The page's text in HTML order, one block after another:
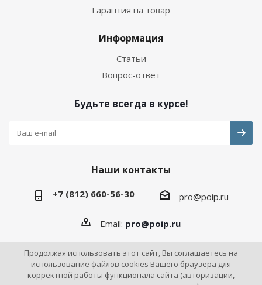
Гарантия на товар
Информация
Статьи
Вопрос-ответ
Будьте всегда в курсе!
Наши контакты
+7 (812) 660-56-30 pro@poip.ru
Email: pro@poip.ru
Продолжая использовать этот сайт, Вы соглашаетесь на
использование файлов cookies Вашего браузера для
корректной работы функционала сайта (авторизации,